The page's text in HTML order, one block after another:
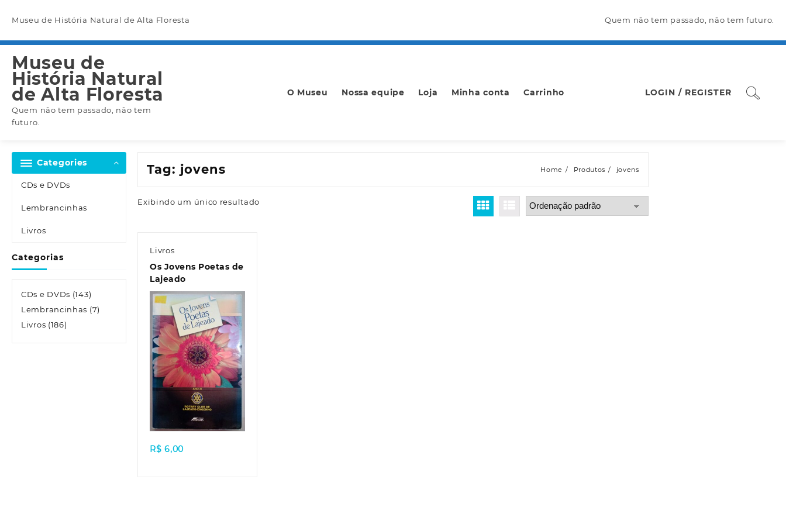
Museu de História Natural de Alta Floresta Quem não tem passado, não tem futuro.
Museu de
História Natural
de Alta Floresta
Quem não tem passado, não tem
futuro.
O Museu Nossa equipe Loja Minha conta Carrinho LOGIN / REGISTER
Categories
CDs e DVDs
Lembrancinhas
Livros
Categorias
CDs e DVDs (143)
Lembrancinhas (7)
Livros (186)
Tag: jovens Home Produtos jovens
Exibindo um único resultado
Livros
Os Jovens Poetas de
Lajeado
Quick view
R$ 6,00